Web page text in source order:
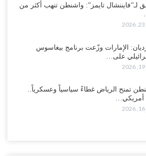
تشكيل لجان أهلية بأهم مناطق النفط..
التصعيد نحو الخيار العسكري..!
آخر وصراع على السفارات.. أزمة المحاصصة
مطارح الريان.. المخابرات السعودية تصفي أبرز
لـ”فايننشال تايمز”: واشنطن تنهب أكثر من
الإمارات وزّعت برنامج بيغاسوس
على…
تمنح الرياض غطاءً سياسياً وعسكرياً..
أمريكي…